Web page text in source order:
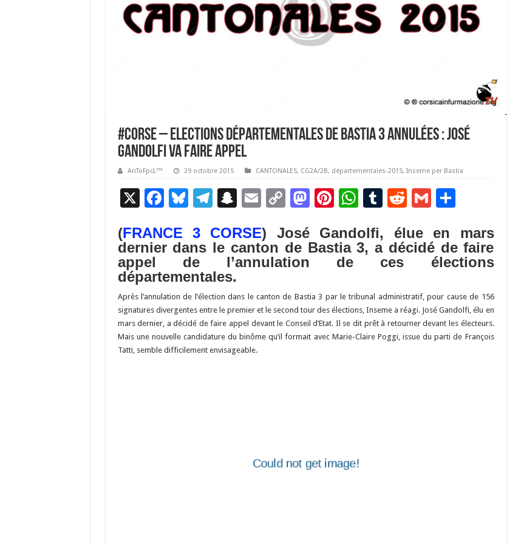
#corse – Elections départementales de Bastia 3 annulées : José
Gandolfi va faire appel
AnToFpcL™ 29 octobre 2015 CANTONALES, CG2A/2B, départementales-2015, Inseme per Bastia
X F
e
b
o
o
k
Bl
es
ky
T
e
gr
a
m
S
a
p
h
at
E
ai
l
C
p
y
n
k
M
to
d
n
Pi
er
es
W
at
sA
p
T
m
bl
R
d
di
G
ai
l
P
ta
g
(FRANCE 3 CORSE) José Gandolfi, élue en mars
dernier dans le canton de Bastia 3, a décidé de faire
appel de l’annulation de ces élections
départementales.
Après l’annulation de l’élection dans le canton de Bastia 3 par le tribunal administratif, pour cause de 156
signatures divergentes entre le premier et le second tour des élections, Inseme a réagi. José Gandolfi, élu en
mars dernier, a décidé de faire appel devant le Conseil d’Etat. Il se dit prêt à retourner devant les électeurs.
Mais une nouvelle candidature du binôme qu’il formait avec Marie-Claire Poggi, issue du parti de François
Tatti, semble difficilement envisageable.